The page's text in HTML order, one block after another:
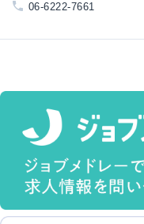
06-6222-7661